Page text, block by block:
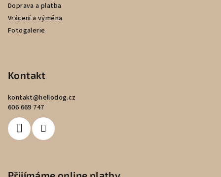
Doprava a platba
Vrácení a výměna
Fotogalerie
Kontakt
kontakt@hellodog.cz
606 669 747